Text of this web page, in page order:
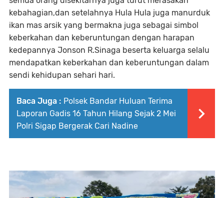
kebahagian,dan setelahnya Hula Hula juga manurduk
ikan mas arsik yang bermakna juga sebagai simbol
keberkahan dan keberuntungan dengan harapan
kedepannya Jonson R.Sinaga beserta keluarga selalu
mendapatkan keberkahan dan keberuntungan dalam
sendi kehidupan sehari hari.
Baca Juga : Polsek Bandar Huluan Terima
Laporan Gadis 16 Tahun Hilang Sejak 2 Mei
Polri Sigap Bergerak Cari Nadine